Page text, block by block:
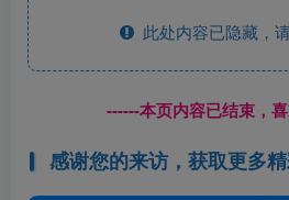
此处内容已隐藏，
------本页内容已结束，
感谢您的来访，获取更多精